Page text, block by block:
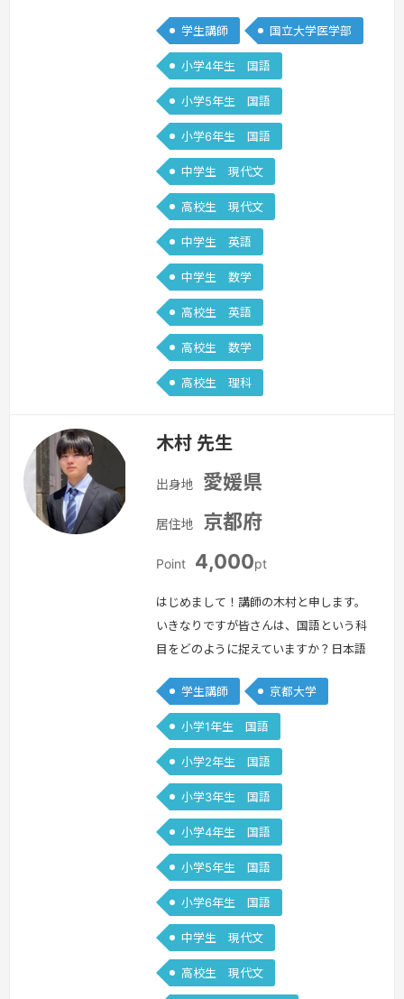
も変わらず、難化したといわれる年の共
通テストの国語も9割近い点数でした。
今となっては一度身に付けた国語力は一
生役に立つのだなと感じております。そ
のため、生徒の皆さんに一生物の国語力
を身につけてもらえるような指導を行い
たいと思います。続きを見る »
学生講師 国立大学医学部
小学4年生 国語
小学5年生 国語
小学6年生 国語
中学生 現代文
高校生 現代文
中学生 英語
中学生 数学
高校生 英語
高校生 数学
高校生 理科
木村 先生
出身地 愛媛県
居住地 京都府
Point 4,000pt
はじめまして！講師の木村と申します。
いきなりですが皆さんは、国語という科
目をどのように捉えていますか？日本語
だと捉えていませんか？確かに、そうい
った感覚、方法で毎回高得点を出される
生徒さんもいますが、ごく一部です。基
本的に、フィーリングで国語を解いてい
れば、ある時点で乗り越えられない壁に
出会います。そうなった時に出直すのは
二度手間です。小学校から中学校にかけ
ての… 続きを見る »
学生講師 京都大学
小学1年生 国語
小学2年生 国語
小学3年生 国語
小学4年生 国語
小学5年生 国語
小学6年生 国語
中学生 現代文
高校生 現代文